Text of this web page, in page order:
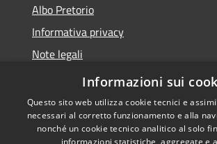
Albo Pretorio
Informativa privacy
Note legali
Dichiarazione di accessibilità
Informazioni sui
Questo sito web utilizza cookie tecnici e
necessari al corretto funzionamento e alla
nonché un cookie tecnico analitico al solo
informazioni statistiche, aggregate e